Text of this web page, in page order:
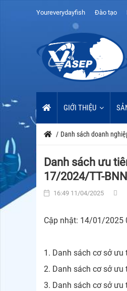
Youreverydayfish Đào tạo
GIỚI THIỆU
/ Danh sách doanh
Danh sách ưu
17/2024/TT-
16:49 11/04/2025
Cập nhật: 14/01/2025
1. Danh sách cơ sở
2. Danh sách cơ sở ưu
3. Danh sách cơ sở ưu